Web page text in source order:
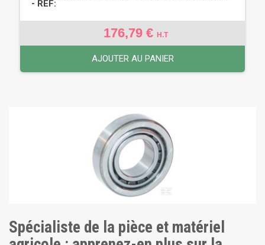
- REF:
176,79 € H.T
AJOUTER AU PANIER
Spécialiste de la pièce et matériel